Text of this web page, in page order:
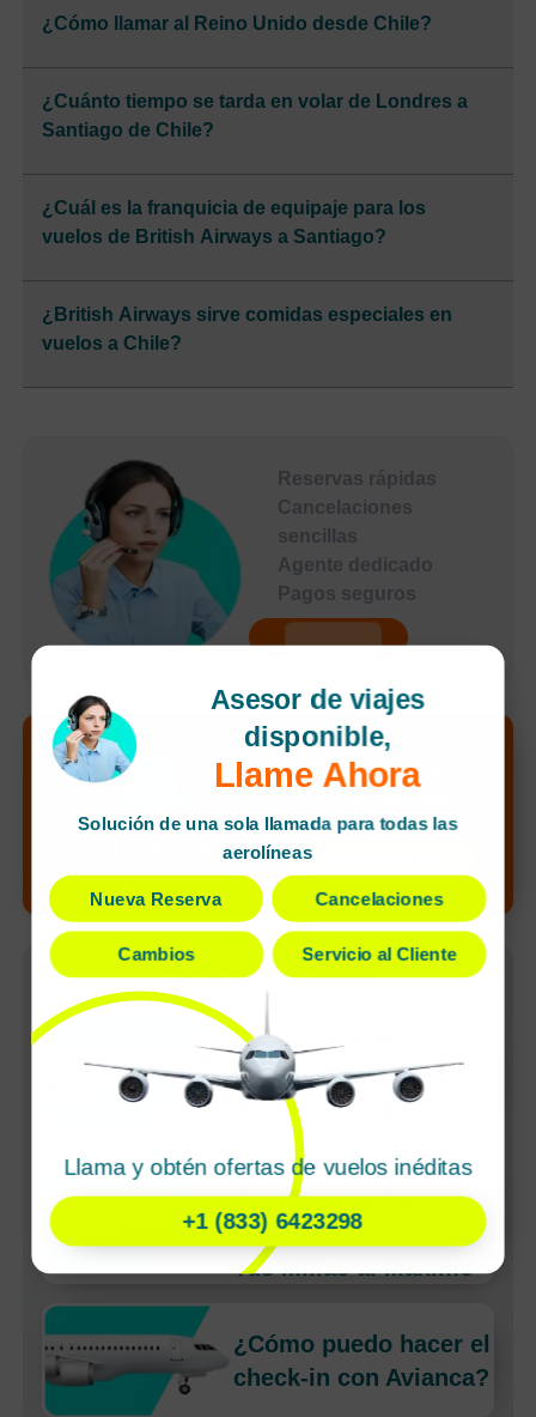
¿Cómo llamar al Reino Unido desde Chile?
¿Cuánto tiempo se tarda en volar de Londres a
Santiago de Chile?
¿Cuál es la franquicia de equipaje para los
vuelos de British Airways a Santiago?
¿British Airways sirve comidas especiales en
vuelos a Chile?
Reservas rápidas
Cancelaciones
sencillas
Agente dedicado
Pagos seguros
¡Alerta de nuevo
precio!
Desbloquea el
de tu búsqueda
¡Llamar ahora!
Artículos Recientes
Encontrar vuelos
baratos de Avianca
Airlines a Bogota
LifeMiles de Avianca:
Cómo Acumular,
Canjear y Aprovechar
Tus Millas al Máximo
¿Cómo puedo hacer el
check-in con Avianca?
Asesor de viajes
disponible,
Llame Ahora
Solución de una sola llamada para todas las
aerolíneas
Nueva Reserva Cancelaciones
Cambios Servicio al Cliente
Llama y obtén ofertas de vuelos inéditas
+1 (833) 6423298